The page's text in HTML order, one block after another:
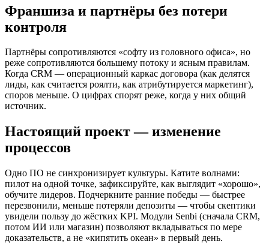
Франшиза и партнёры без потери
контроля
Партнёры сопротивляются «софту из головного офиса», но
реже сопротивляются большему потоку и ясным правилам.
Когда CRM — операционный каркас договора (как делятся
лиды, как считается роялти, как атрибутируется маркетинг),
споров меньше. О цифрах спорят реже, когда у них общий
источник.
Настоящий проект — изменение
процессов
Одно ПО не синхронизирует культуры. Катите волнами:
пилот на одной точке, зафиксируйте, как выглядит «хорошо»,
обучите лидеров. Подчеркните ранние победы — быстрее
перезвонили, меньше потеряли депозиты — чтобы скептики
увидели пользу до жёстких KPI. Модули Senbi (сначала CRM,
потом ИИ или магазин) позволяют вкладываться по мере
доказательств, а не «кипятить океан» в первый день.